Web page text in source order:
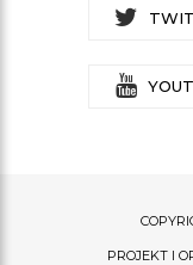
PROJEKT I